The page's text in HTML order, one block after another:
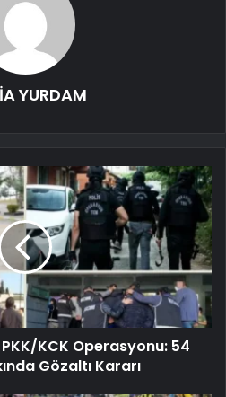
YURDAM
KCK Operasyonu: 54
Gözaltı Kararı